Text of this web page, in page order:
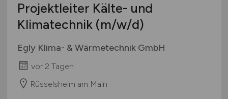
Projektleiter Kälte- und
Klimatechnik (m/w/d)
Egly Klima- & Wärmetechnik GmbH
vor 2 Tagen
Rüsselsheim am Main